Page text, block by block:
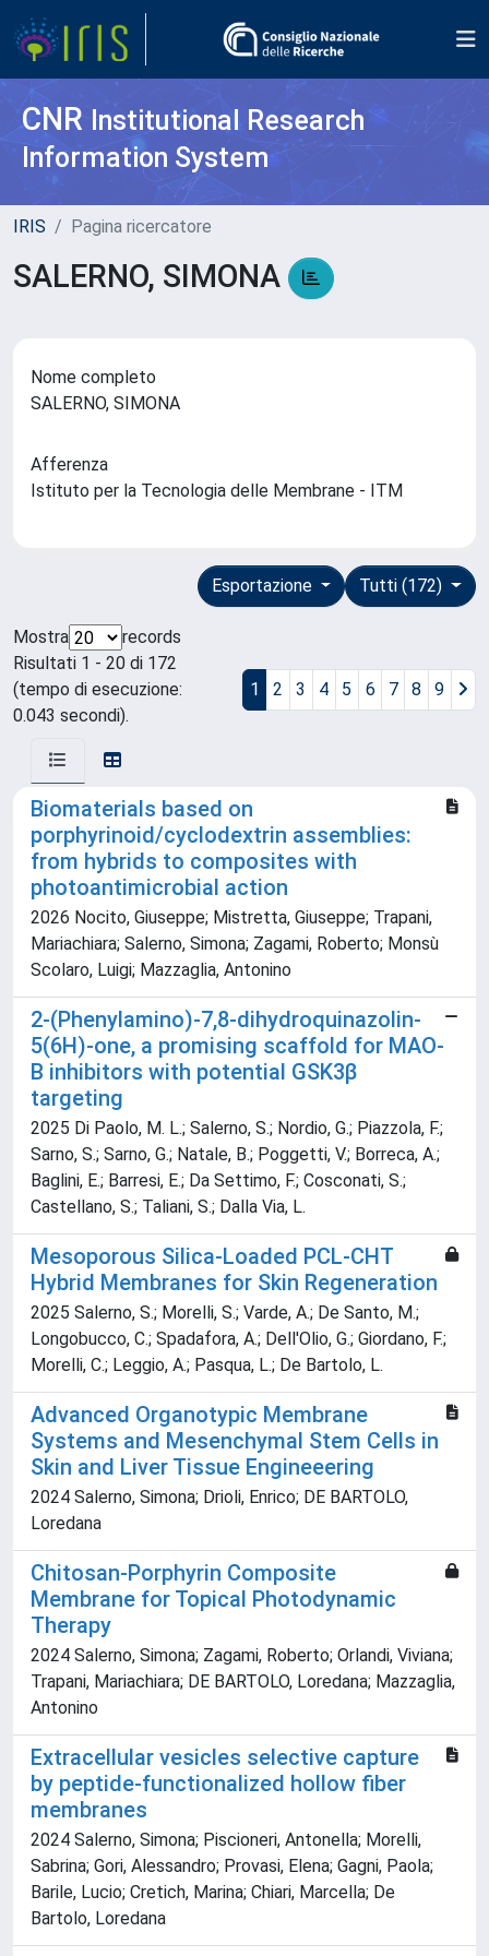
CNR Institutional Research
Information System
IRIS Pagina ricercatore
SALERNO, SIMONA
Nome completo
SALERNO, SIMONA
Afferenza
Istituto per la Tecnologia delle Membrane - ITM
Tutti (172)
Esportazione
Mostra
records
Risultati 1 - 20 di 172
(tempo di esecuzione:
0.043 secondi).
1 2 3 4 5 6 7 8 9
Biomaterials based on
porphyrinoid/cyclodextrin assemblies:
from hybrids to composites with
photoantimicrobial action
2026 Nocito, Giuseppe; Mistretta, Giuseppe; Trapani,
Mariachiara; Salerno, Simona; Zagami, Roberto; Monsù
Scolaro, Luigi; Mazzaglia, Antonino
2-(Phenylamino)-7,8-dihydroquinazolin-
5(6H)-one, a promising scaffold for MAO-
B inhibitors with potential GSK3β
targeting
2025 Di Paolo, M. L.; Salerno, S.; Nordio, G.; Piazzola, F.;
Sarno, S.; Sarno, G.; Natale, B.; Poggetti, V.; Borreca, A.;
Baglini, E.; Barresi, E.; Da Settimo, F.; Cosconati, S.;
Castellano, S.; Taliani, S.; Dalla Via, L.
Mesoporous Silica-Loaded PCL-CHT
Hybrid Membranes for Skin Regeneration
2025 Salerno, S.; Morelli, S.; Varde, A.; De Santo, M.;
Longobucco, C.; Spadafora, A.; Dell'Olio, G.; Giordano, F.;
Morelli, C.; Leggio, A.; Pasqua, L.; De Bartolo, L.
Advanced Organotypic Membrane
Systems and Mesenchymal Stem Cells in
Skin and Liver Tissue Engineeering
2024 Salerno, Simona; Drioli, Enrico; DE BARTOLO,
Loredana
Chitosan-Porphyrin Composite
Membrane for Topical Photodynamic
Therapy
2024 Salerno, Simona; Zagami, Roberto; Orlandi, Viviana;
Trapani, Mariachiara; DE BARTOLO, Loredana; Mazzaglia,
Antonino
Extracellular vesicles selective capture
by peptide-functionalized hollow fiber
membranes
2024 Salerno, Simona; Piscioneri, Antonella; Morelli,
Sabrina; Gori, Alessandro; Provasi, Elena; Gagni, Paola;
Barile, Lucio; Cretich, Marina; Chiari, Marcella; De
Bartolo, Loredana